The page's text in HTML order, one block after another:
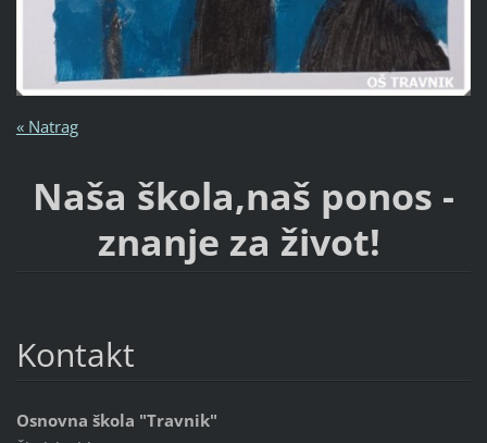
« Natrag
Naša škola,naš ponos -
znanje za život!
Kontakt
Osnovna škola "Travnik"